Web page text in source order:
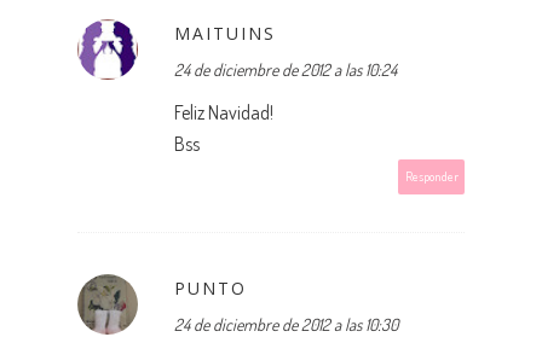
MAITUINS
24 de diciembre de 2012 a las 10:24
Feliz Navidad!
Bss
Responder
PUNTO
24 de diciembre de 2012 a las 10:30